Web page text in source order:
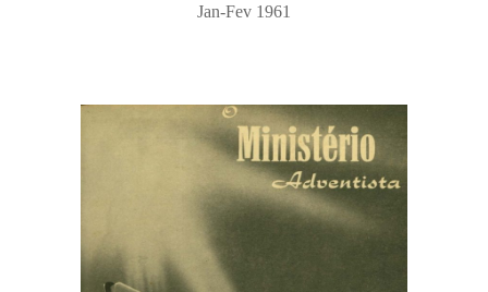
Jan-Fev 1961